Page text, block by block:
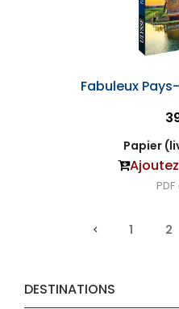
DESTINATIONS
Fabuleux
Papier
PDF
1 2